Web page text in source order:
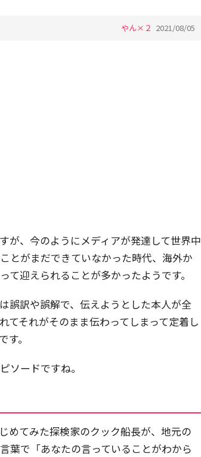
やん×２ 2021/08/05
が、今のようにメディアが発達して世界中
とがまだできていなかった時代、海外か
迎えられることが多かったようです。
誤訳や誤解で、伝えようとした本人が全
てそれがそのまま伝わってしまって定着し
。
ソードですね。
めてみた探検家のクック船長が、地元の
葉で「あなたの言っていることがわから